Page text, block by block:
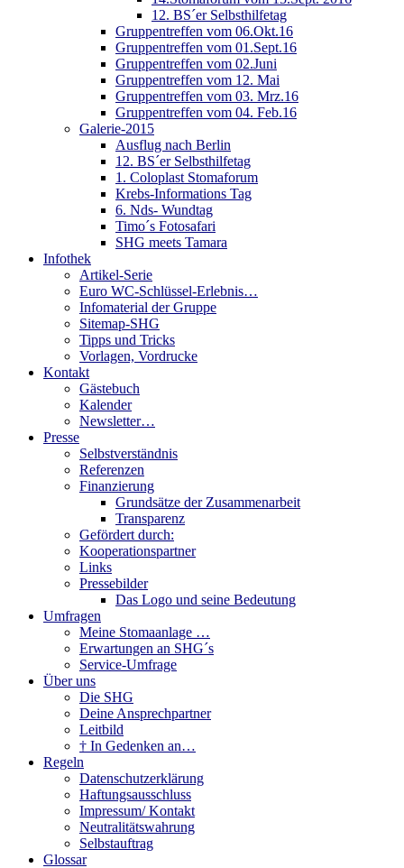
12. BS´er Selbsthilfetag
Gruppentreffen vom 06.Okt.16
Gruppentreffen vom 01.Sept.16
Gruppentreffen vom 02.Juni
Gruppentreffen vom 12. Mai
Gruppentreffen vom 03. Mrz.16
Gruppentreffen vom 04. Feb.16
Galerie-2015
Ausflug nach Berlin
12. BS´er Selbsthilfetag
1. Coloplast Stomaforum
Krebs-Informations Tag
6. Nds- Wundtag
Timo´s Fotosafari
SHG meets Tamara
Infothek
Artikel-Serie
Euro WC-Schlüssel-Erlebnis…
Infomaterial der Gruppe
Sitemap-SHG
Tipps und Tricks
Vorlagen, Vordrucke
Kontakt
Gästebuch
Kalender
Newsletter…
Presse
Selbstverständnis
Referenzen
Finanzierung
Grundsätze der Zusammenarbeit
Transparenz
Gefördert durch:
Kooperationspartner
Links
Pressebilder
Das Logo und seine Bedeutung
Umfragen
Meine Stomaanlage …
Erwartungen an SHG´s
Service-Umfrage
Über uns
Die SHG
Deine Ansprechpartner
Leitbild
† In Gedenken an…
Regeln
Datenschutzerklärung
Haftungsausschluss
Impressum/ Kontakt
Neutralitätswahrung
Selbstauftrag
Glossar